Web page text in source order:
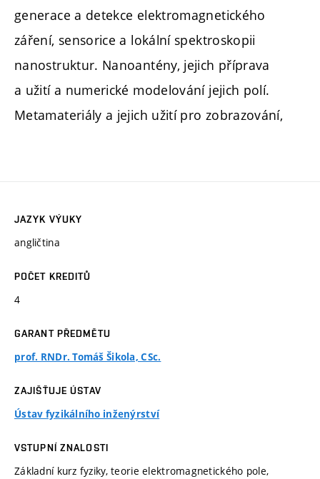
generace a detekce elektromagnetického
záření, sensorice a lokální spektroskopii
nanostruktur. Nanoantény, jejich příprava
a užití a numerické modelování jejich polí.
Metamateriály a jejich užití pro zobrazování,
JAZYK VÝUKY
angličtina
POČET KREDITŮ
4
GARANT PŘEDMĚTU
prof. RNDr. Tomáš Šikola, CSc.
ZAJIŠŤUJE ÚSTAV
Ústav fyzikálního inženýrství
VSTUPNÍ ZNALOSTI
Základní kurz fyziky, teorie elektromagnetického pole,